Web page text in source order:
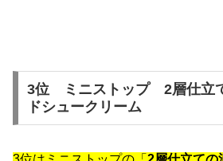
3位 ミニストップ 2層仕立
ドシュークリーム